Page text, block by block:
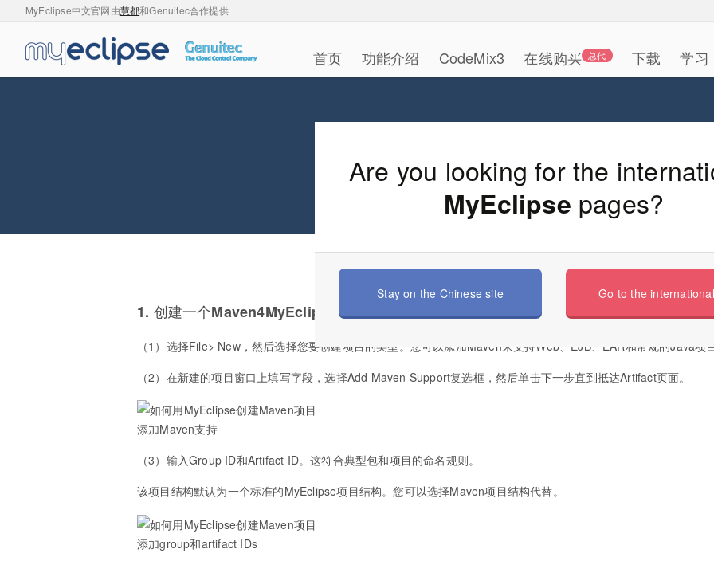
Are you looking for the
MyEclipse pages?
Stay on the Chinese site Go to the
MyEclipse中文官网由慧都和Genuitec合作提供
首页 功能介绍 CodeMix3 在线购买 总代 下载 学习
如何用MyEclipse创建Maven项目
1. 创建一个Maven4MyEclipse项目
（1）选择File> New，然后选择您要创建项目的类型。您可以添加Maven来支持Web、EJB、EAR和常规的Java项目
（2）在新建的项目窗口上填写字段，选择Add Maven Support复选框，然后单击下一步直到抵达Artifact页面。
添加Maven支持
（3）输入Group ID和Artifact ID。这符合典型包和项目的命名规则。
该项目结构默认为一个标准的MyEclipse项目结构。您可以选择Maven项目结构代替。
添加group和artifact IDs